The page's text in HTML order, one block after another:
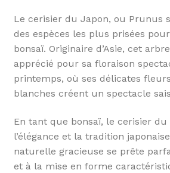
Le cerisier du Japon, ou Prunus
des espèces les plus prisées
bonsaï. Originaire d’Asie, cet
apprécié pour sa floraison
printemps, où ses délicates
blanches créent un spectacle
En tant que bonsaï, le cerisier du
l’élégance et la tradition
naturelle gracieuse se prête
et à la mise en forme